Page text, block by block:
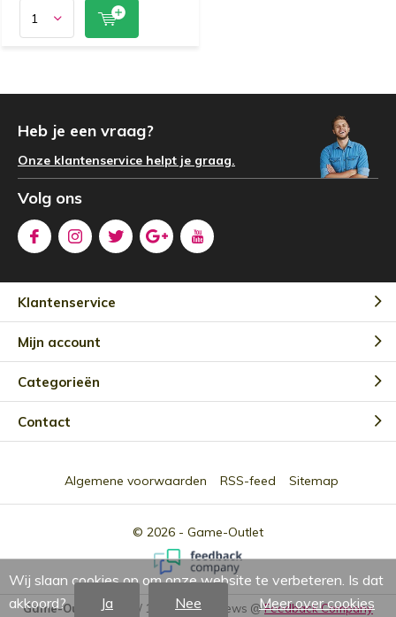
Heb je een vraag?
Onze klantenservice helpt je graag.
Volg ons
Klantenservice
Mijn account
Categorieën
Contact
© 2026 - Game-Outlet
Algemene voorwaarden RSS-feed Sitemap
Game-Outlet NL / 10 2301Reviews @Feedback Company
Wij slaan cookies op om onze website te verbeteren. Is dat
akkoord?
Ja Nee Meer over cookies